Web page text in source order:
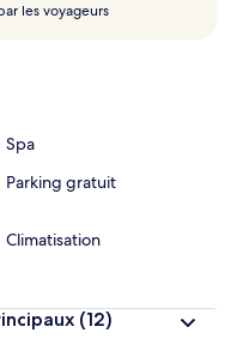
les voyageurs
r
t
Spa
Parking gratuit
Climatisation
(12)